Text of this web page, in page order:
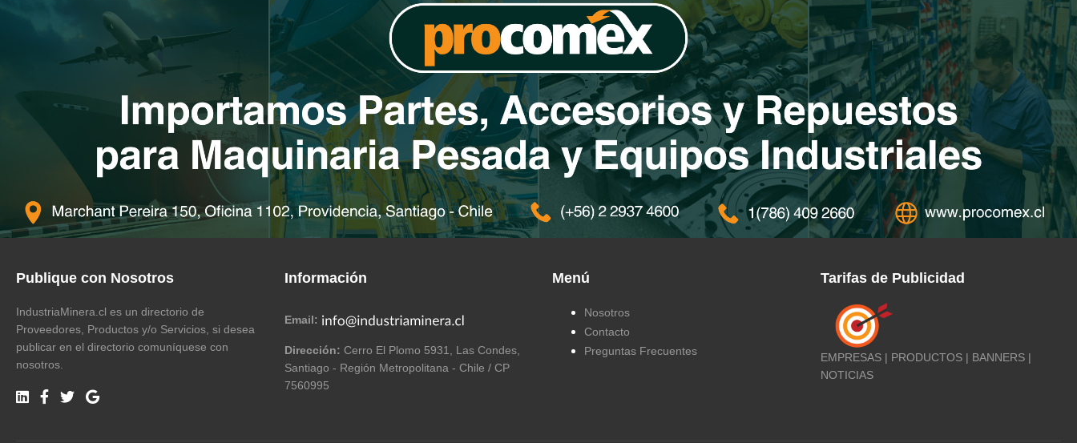
Publique con Nosotros
IndustriaMinera.cl es un directorio de
Proveedores, Productos y/o Servicios, si desea
publicar en el directorio comuníquese con
nosotros.
Información
Email:
Dirección: Cerro El Plomo 5931, Las Condes,
Santiago - Región Metropolitana - Chile / CP
7560995
Menú
Nosotros
Contacto
Preguntas Frecuentes
Tarifas de Publicidad
EMPRESAS | PRODUCTOS | BANNERS |
NOTICIAS